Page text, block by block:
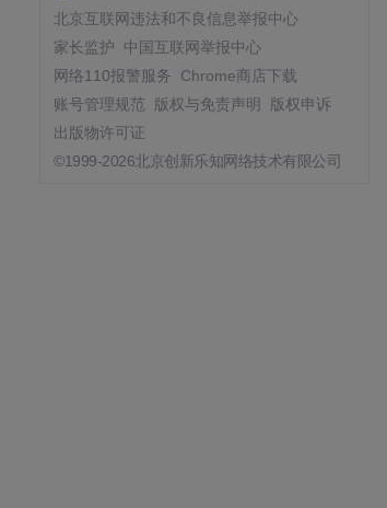
北京互联网违法和不良信息举报中心
家长监护
中国互联网举报中心
网络110报警服务
Chrome商店下载
账号管理规范
版权与免责声明
版权申诉
出版物许可证
©1999-2026北京创新乐知网络技术有限公司